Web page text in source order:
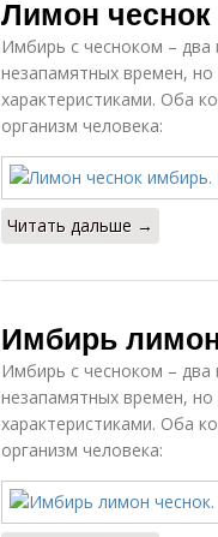
Лимон
Имбирь с чесноком – два
незапамятных времен,
характеристиками. Оба
организм человека:
Читать дальше →
Имбирь
Имбирь с чесноком – два
незапамятных времен,
характеристиками. Оба
организм человека: